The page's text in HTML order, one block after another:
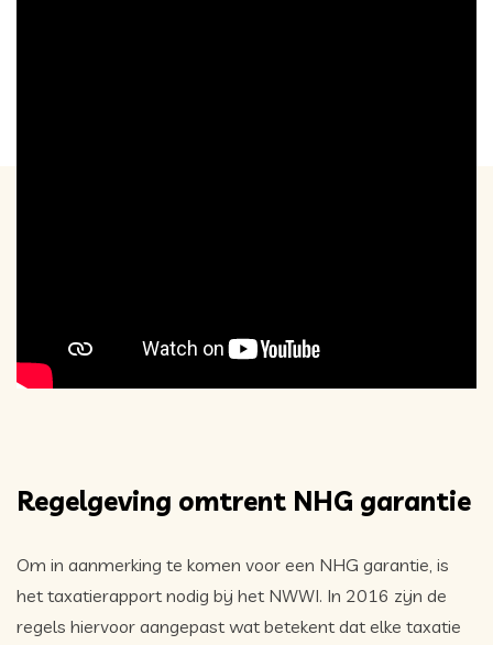
Regelgeving omtrent NHG garantie
Om in aanmerking te komen voor een NHG garantie, is
het taxatierapport nodig bij het NWWI. In 2016 zijn de
regels hiervoor aangepast wat betekent dat elke taxatie